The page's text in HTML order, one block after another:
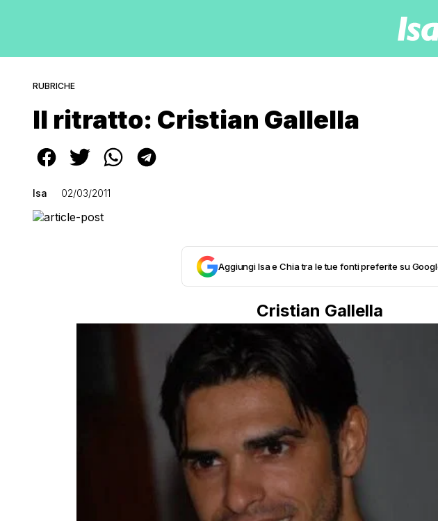
RUBRICHE
Il ritratto: Cristian Gallella
Isa 02/03/2011
Aggiungi Isa e Chia tra le tue fonti preferite su
Cristian Gallella